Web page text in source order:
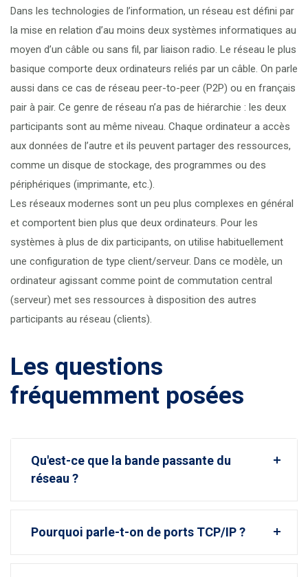
Dans les technologies de l’information, un réseau est défini par
la mise en relation d’au moins deux systèmes informatiques au
moyen d’un câble ou sans fil, par liaison radio. Le réseau le plus
basique comporte deux ordinateurs reliés par un câble. On parle
aussi dans ce cas de réseau peer-to-peer (P2P) ou en français
pair à pair. Ce genre de réseau n’a pas de hiérarchie : les deux
participants sont au même niveau. Chaque ordinateur a accès
aux données de l’autre et ils peuvent partager des ressources,
comme un disque de stockage, des programmes ou des
périphériques (imprimante, etc.).
Les réseaux modernes sont un peu plus complexes en général
et comportent bien plus que deux ordinateurs. Pour les
systèmes à plus de dix participants, on utilise habituellement
une configuration de type client/serveur. Dans ce modèle, un
ordinateur agissant comme point de commutation central
(serveur) met ses ressources à disposition des autres
participants au réseau (clients).
Les questions
fréquemment posées
Qu'est-ce que la bande passante du
réseau ?
Pourquoi parle-t-on de ports TCP/IP ?